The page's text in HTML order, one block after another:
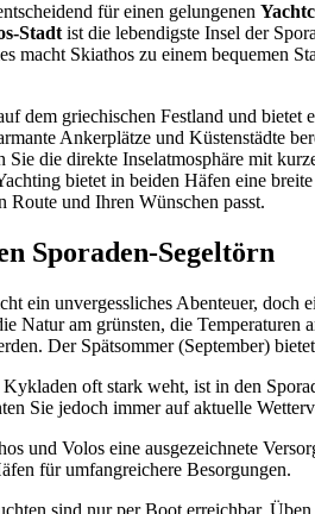
für einen gelungenen
Stadt ist die lebendigste Insel der
macht Skiathos zu einem bequemen
dem griechischen Festland und
Ankerplätze und Küstenstädte
die direkte Inselatmosphäre mit
bietet in beiden Häfen eine
Route und Ihren Wünschen passt.
Sporaden-Segeltörn
ein unvergessliches Abenteuer, doch
Natur am grünsten, die
Der Spätsommer (September)
oft stark weht, ist in den
Sie jedoch immer auf aktuelle
und Volos eine ausgezeichnete
für umfangreichere Besorgungen.
sind nur per Boot erreichbar.